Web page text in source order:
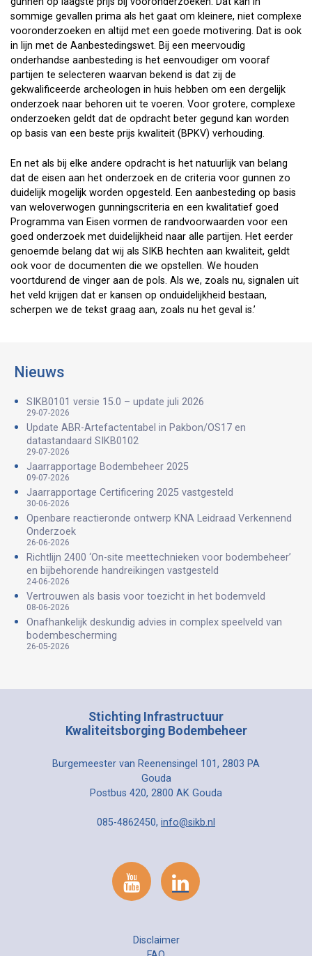
sommige gevallen prima als het gaat om kleinere, niet complexe
vooronderzoeken en altijd met een goede motivering. Dat is ook
in lijn met de Aanbestedingswet. Bij een meervoudig
onderhandse aanbesteding is het eenvoudiger om vooraf
partijen te selecteren waarvan bekend is dat zij de
gekwalificeerde archeologen in huis hebben om een dergelijk
onderzoek naar behoren uit te voeren. Voor grotere, complexe
onderzoeken geldt dat de opdracht beter gegund kan worden
op basis van een beste prijs kwaliteit (BPKV) verhouding.
En net als bij elke andere opdracht is het natuurlijk van belang
dat de eisen aan het onderzoek en de criteria voor gunnen zo
duidelijk mogelijk worden opgesteld. Een aanbesteding op basis
van weloverwogen gunningscriteria en een kwalitatief goed
Programma van Eisen vormen de randvoorwaarden voor een
goed onderzoek met duidelijkheid naar alle partijen. Het eerder
genoemde belang dat wij als SIKB hechten aan kwaliteit, geldt
ook voor de documenten die we opstellen. We houden
voortdurend de vinger aan de pols. Als we, zoals nu, signalen uit
het veld krijgen dat er kansen op onduidelijkheid bestaan,
scherpen we de tekst graag aan, zoals nu het geval is.’
Nieuws
SIKB0101 versie 15.0 – update juli 2026
29-07-2026
Update ABR-Artefactentabel in Pakbon/OS17 en
datastandaard SIKB0102
29-07-2026
Jaarrapportage Bodembeheer 2025
09-07-2026
Jaarrapportage Certificering 2025 vastgesteld
30-06-2026
Openbare reactieronde ontwerp KNA Leidraad Verkennend
Onderzoek
26-06-2026
Richtlijn 2400 ‘On-site meettechnieken voor bodembeheer’
en bijbehorende handreikingen vastgesteld
24-06-2026
Vertrouwen als basis voor toezicht in het bodemveld
08-06-2026
Onafhankelijk deskundig advies in complex speelveld van
bodembescherming
26-05-2026
Stichting Infrastructuur
Kwaliteitsborging Bodembeheer
Burgemeester van Reenensingel 101, 2803 PA
Gouda
Postbus 420, 2800 AK Gouda
085-4862450, info@sikb.nl
Disclaimer